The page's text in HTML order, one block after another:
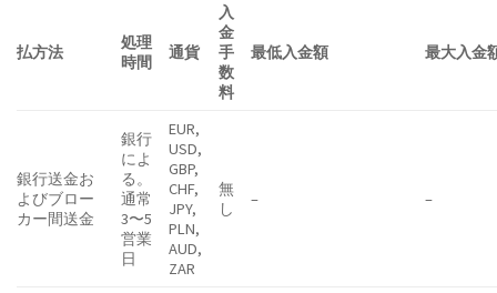
払方法
処理
時間
通貨
入
金
手
数
料
最低入金額 最大入金
銀行送金お
よびブロー
カー間送金
銀行
によ
る。
通常
3〜5
営業
日
EUR,
USD,
GBP,
CHF,
JPY,
PLN,
AUD,
ZAR
無
し
– –